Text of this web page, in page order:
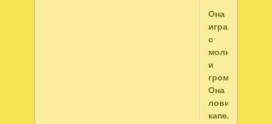
Она
играла
с
молнией
и
громом,
Она
ловила
капельки